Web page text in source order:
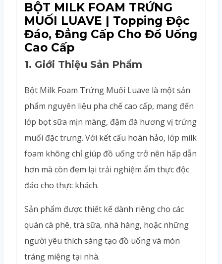
BỘT MILK FOAM TRỨNG
MUỐI LUAVE | Topping Độc
Đáo, Đẳng Cấp Cho Đồ Uống
Cao Cấp
1. Giới Thiệu Sản Phẩm
Bột Milk Foam Trứng Muối Luave là một sản
phẩm nguyên liệu pha chế cao cấp, mang đến
lớp bọt sữa mịn màng, đậm đà hương vị trứng
muối đặc trưng. Với kết cấu hoàn hảo, lớp milk
foam không chỉ giúp đồ uống trở nên hấp dẫn
hơn mà còn đem lại trải nghiệm ẩm thực độc
đáo cho thực khách.
Sản phẩm được thiết kế dành riêng cho các
quán cà phê, trà sữa, nhà hàng, hoặc những
người yêu thích sáng tạo đồ uống và món
tráng miệng tại nhà.